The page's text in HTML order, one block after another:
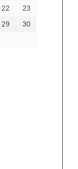
22
23
29
30